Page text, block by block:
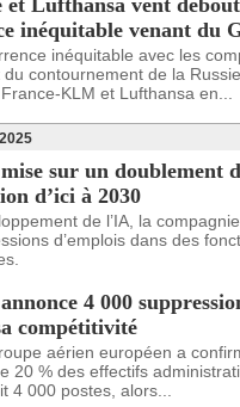
Lufthansa vent
inéquitable venant du
inéquitable avec les
du contournement de la
KLM et Lufthansa en...
sur un doublement
d’ici à 2030
de l’IA, la
d’emplois dans des
4 000
compétitivité
aérien européen a
20 % des effectifs
4 000 postes, alors...